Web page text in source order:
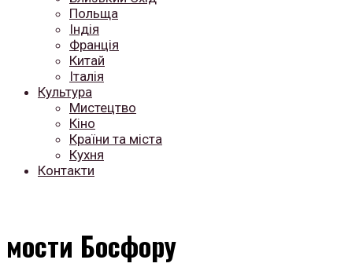
Польща
Індія
Франція
Китай
Італія
Культура
Мистецтво
Кіно
Країни та міста
Кухня
Контакти
мости Босфору